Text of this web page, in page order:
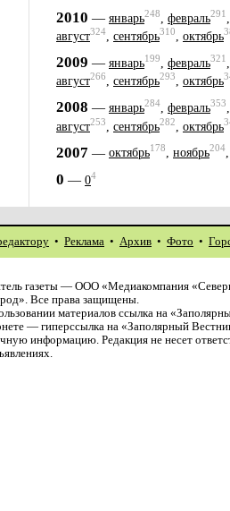
2010 — январь248 февраль291
август324, сентябрь310, октябрь
2009 — январь199 февраль321
август266, сентябрь293, октябрь
2008 — январь284 февраль353
август253 сентябрь282 октябрь
2007 — октябрь178, ноябрь204
0 — 04
• Реклама • Архив • Фото •
газеты — ООО «Медиакомпания
Все права защищены.
материалов ссылка на
— гиперссылка на «Заполярный
информацию. Редакция не несет